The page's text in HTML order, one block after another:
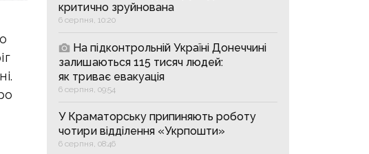
критично зруйнована
6 серпня, 10:20
На підконтрольній Україні Донеччині
залишаються 115 тисяч людей:
як триває евакуація
6 серпня, 09:54
У Краматорську припиняють роботу
чотири відділення «Укрпошти»
6 серпня, 08:46